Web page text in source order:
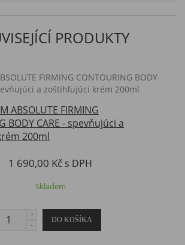
PRODUKTY
FIRMING CONTOURING BODY
a zoštíhľujúci krém 200ml
1 690,00 Kč s DPH
Skladem